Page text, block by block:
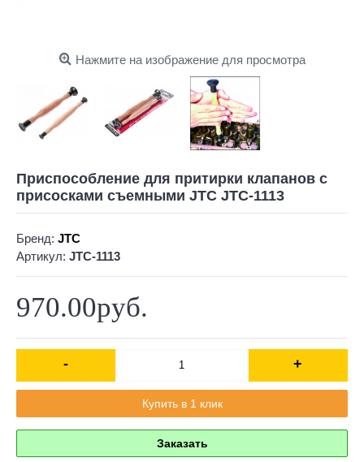
Нажмите на изображение для просмотра
Приспособление для притирки клапанов с
присосками съемными JTC JTC-1113
Бренд: JTC
Артикул: JTC-1113
970.00руб.
- +
Купить в 1 клик
Заказать